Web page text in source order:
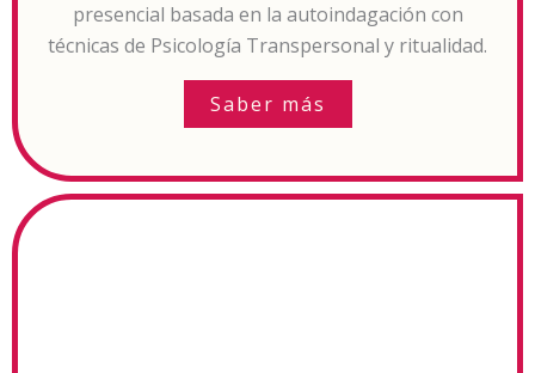
presencial basada en la autoindagación con
técnicas de Psicología Transpersonal y ritualidad.
Saber más